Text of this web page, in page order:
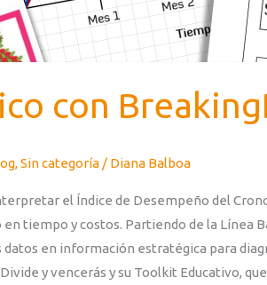
con
,Sin categoría / Diana Balboa
el Índice de Desempeño del
tiempo y costos. Partiendo de la Línea
en información estratégica para
y vencerás y su Toolkit Educativo,